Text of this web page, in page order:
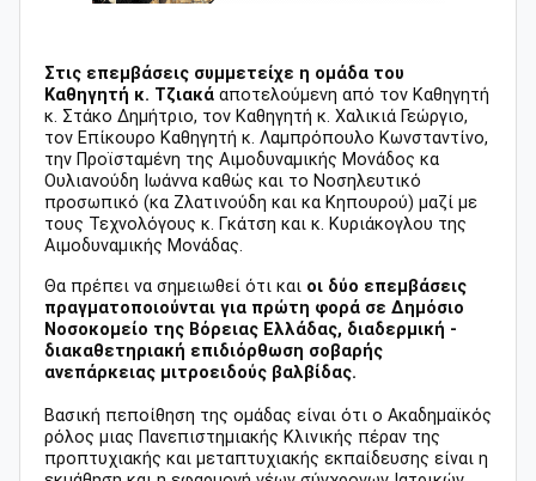
Στις επεμβάσεις συμμετείχε η ομάδα του
Καθηγητή κ. Τζιακά αποτελούμενη από τον Καθηγητή
κ. Στάκο Δημήτριο, τον Καθηγητή κ. Χαλικιά Γεώργιο,
τον Επίκουρο Καθηγητή κ. Λαμπρόπουλο Κωνσταντίνο,
την Προϊσταμένη της Αιμοδυναμικής Μονάδος κα
Ουλιανούδη Ιωάννα καθώς και το Νοσηλευτικό
προσωπικό (κα Ζλατινούδη και κα Κηπουρού) μαζί με
τους Τεχνολόγους κ. Γκάτση και κ. Κυριάκογλου της
Αιμοδυναμικής Μονάδας.
Θα πρέπει να σημειωθεί ότι και οι δύο επεμβάσεις
πραγματοποιούνται για πρώτη φορά σε Δημόσιο
Νοσοκομείο της Βόρειας Ελλάδας, διαδερμική -
διακαθετηριακή επιδιόρθωση σοβαρής
ανεπάρκειας μιτροειδούς βαλβίδας.
Βασική πεποίθηση της ομάδας είναι ότι ο Ακαδημαϊκός
ρόλος μιας Πανεπιστημιακής Κλινικής πέραν της
προπτυχιακής και μεταπτυχιακής εκπαίδευσης είναι η